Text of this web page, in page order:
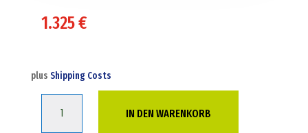
1.325€
plus Shipping Costs
IN DEN WARENKORB